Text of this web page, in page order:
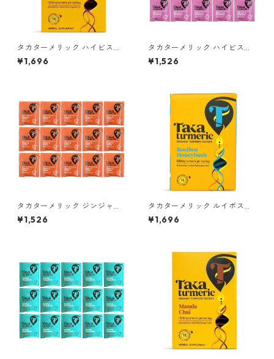
タカターメリック ハイビスカ
ス＆シナモン ティーバッグ
（カフェインフリー）
¥1,696
タカターメリック ハイビスカ
ス＆シナモン 15ティーバッグ
（カフェインフリー）＊外箱
¥1,526
タカターメリック ジンジャー
＆レモン 15ティーバッグ（カ
フェインフリー）＊外箱なし
¥1,526
タカターメリック ルイボス＆
ハニーブッシュ 15ティーバッ
グ（カフェインフリー）
¥1,696